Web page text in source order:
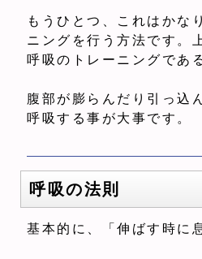
もうひとつ、これはかな
ニングを行う方法です。
呼吸のトレーニングであ
腹部が膨らんだり引っ込
呼吸する事が大事です。
呼吸の法則
基本的に、「伸ばす時に